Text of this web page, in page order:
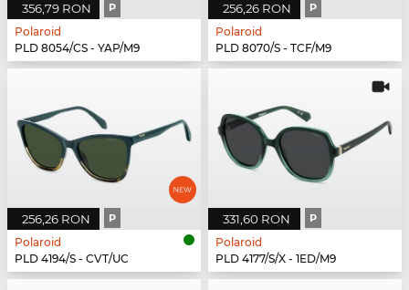
356,79 RON P
Polaroid
PLD 8054/CS - YAP/M9
256,26 RON P
Polaroid
PLD 8070/S - TCF/M9
256,26 RON P
Polaroid
PLD 4194/S - CVT/UC
331,60 RON P
Polaroid
PLD 4177/S/X - 1ED/M9